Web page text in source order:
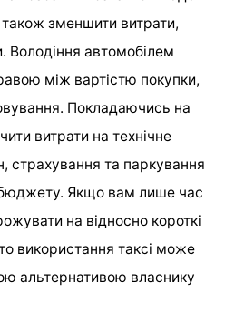
також зменшити витрати,
Володіння автомобілем
між вартістю покупки,
Покладаючись на
витрати на технічне
страхування та паркування
Якщо вам лише час
на відносно короткі
використання таксі може
альтернативою власнику